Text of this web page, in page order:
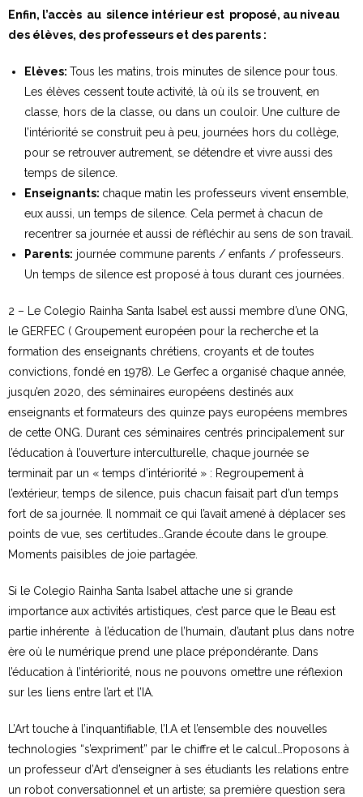
Enfin, l’accès au silence intérieur est proposé, au niveau
des élèves, des professeurs et des parents :
Elèves: Tous les matins, trois minutes de silence pour tous.
Les élèves cessent toute activité, là où ils se trouvent, en
classe, hors de la classe, ou dans un couloir. Une culture de
l’intériorité se construit peu à peu, journées hors du collège,
pour se retrouver autrement, se détendre et vivre aussi des
temps de silence.
Enseignants: chaque matin les professeurs vivent ensemble,
eux aussi, un temps de silence. Cela permet à chacun de
recentrer sa journée et aussi de réfléchir au sens de son travail.
Parents: journée commune parents / enfants / professeurs.
Un temps de silence est proposé à tous durant ces journées.
2 – Le Colegio Rainha Santa Isabel est aussi membre d’une ONG,
le GERFEC ( Groupement européen pour la recherche et la
formation des enseignants chrétiens, croyants et de toutes
convictions, fondé en 1978). Le Gerfec a organisé chaque année,
jusqu’en 2020, des séminaires européens destinés aux
enseignants et formateurs des quinze pays européens membres
de cette ONG. Durant ces séminaires centrés principalement sur
l’éducation à l’ouverture interculturelle, chaque journée se
terminait par un « temps d’intériorité » : Regroupement à
l’extérieur, temps de silence, puis chacun faisait part d’un temps
fort de sa journée. Il nommait ce qui l’avait amené à déplacer ses
points de vue, ses certitudes…Grande écoute dans le groupe.
Moments paisibles de joie partagée.
Si le Colegio Rainha Santa Isabel attache une si grande
importance aux activités artistiques, c’est parce que le Beau est
partie inhérente à l’éducation de l’humain, d’autant plus dans notre
ère où le numérique prend une place prépondérante. Dans
l’éducation à l’intériorité, nous ne pouvons omettre une réflexion
sur les liens entre l’art et l’IA.
L’Art touche à l’inquantifiable, l’I.A et l’ensemble des nouvelles
technologies “s’expriment” par le chiffre et le calcul…Proposons à
un professeur d’Art d’enseigner à ses étudiants les relations entre
un robot conversationnel et un artiste; sa première question sera